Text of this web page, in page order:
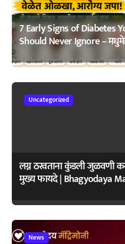
7 Early Signs of Diabetes
Should Never Ignore –
सुरुवातीची लक्षणे – वेळेत
जपा
Uncategorized
लग्न ठरवताना कुंडली जुळवणी
मुख्य फायदे | Bhagyodaya
News